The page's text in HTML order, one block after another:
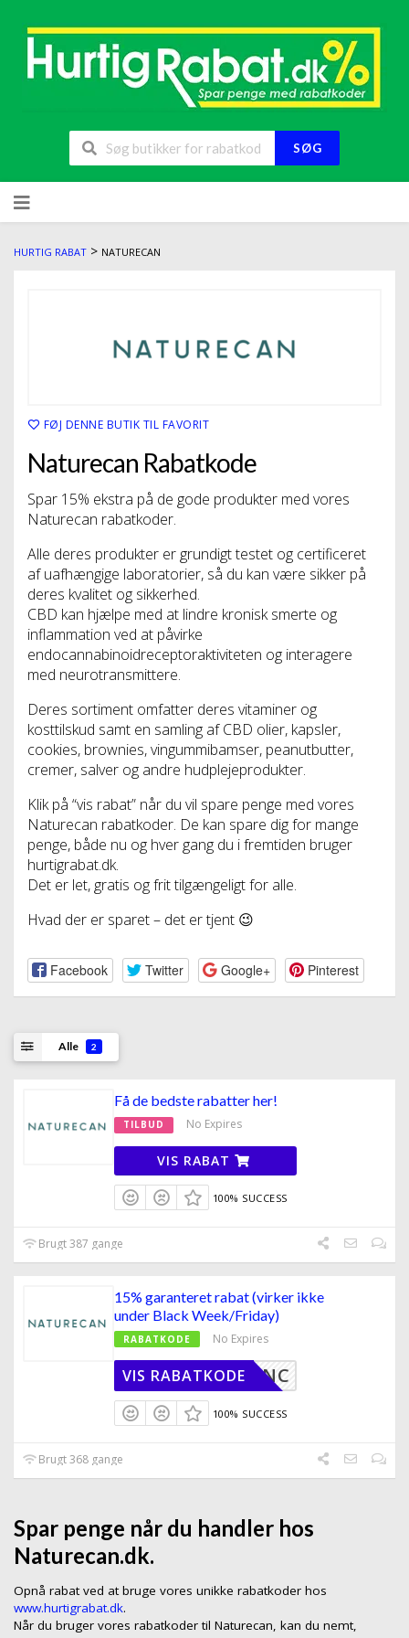
SØG
HURTIG RABAT > NATURECAN
FØJ DENNE BUTIK TIL FAVORIT
Naturecan Rabatkode
Spar 15% ekstra på de gode produkter med vores
Naturecan rabatkoder.
Alle deres produkter er grundigt testet og certificeret
af uafhængige laboratorier, så du kan være sikker på
deres kvalitet og sikkerhed.
CBD kan hjælpe med at lindre kronisk smerte og
inflammation ved at påvirke
endocannabinoidreceptoraktiviteten og interagere
med neurotransmittere.
Deres sortiment omfatter deres vitaminer og
kosttilskud samt en samling af CBD olier, kapsler,
cookies, brownies, vingummibamser, peanutbutter,
cremer, salver og andre hudplejeprodukter.
Klik på “vis rabat” når du vil spare penge med vores
Naturecan rabatkoder. De kan spare dig for mange
penge, både nu og hver gang du i fremtiden bruger
hurtigrabat.dk.
Det er let, gratis og frit tilgængeligt for alle.
Hvad der er sparet – det er tjent 😉
Facebook Twitter Google+ Pinterest
Alle 2
Få de bedste rabatter her!
TILBUD No Expires
VIS RABAT
100% SUCCESS
Brugt 387 gange
15% garanteret rabat (virker ikke
under Black Week/Friday)
RABATKODE No Expires
GRABATNC
VIS RABATKODE
100% SUCCESS
Brugt 368 gange
Spar penge når du handler hos
Naturecan.dk.
Opnå rabat ved at bruge vores unikke rabatkoder hos
www.hurtigrabat.dk.
Når du bruger vores rabatkoder til Naturecan, kan du nemt,